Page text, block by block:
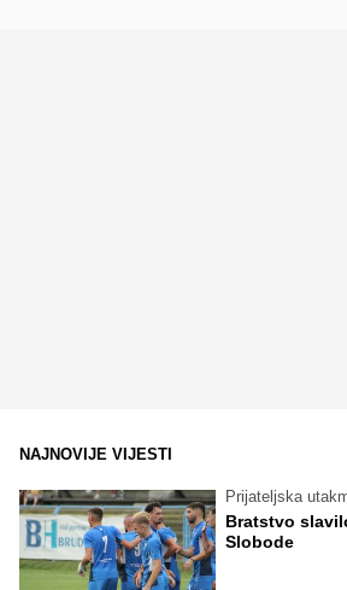
NAJNOVIJE VIJESTI
Prijateljska
Bratstvo
Slobode